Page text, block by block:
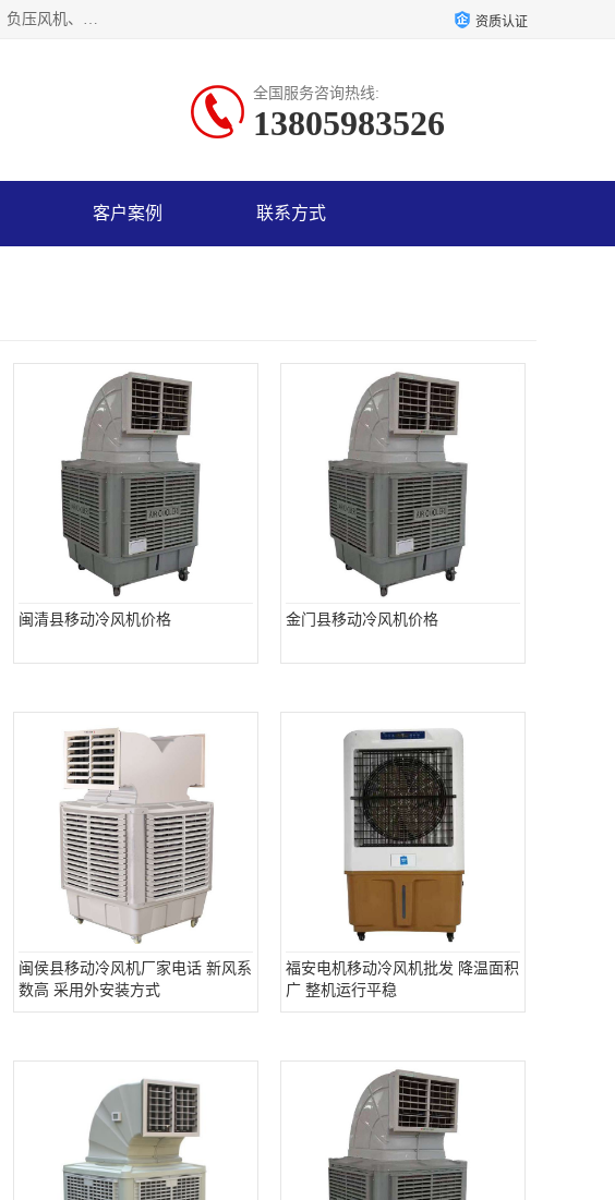
泉州力顺电器有限公司主营：泉州降温水帘、泉州负压风机、泉州冷风机空调、工业排气扇、冷风机、工业排气扇、负压风机、负压风机、水冷空调、降温水帘等产品。为用户解决了通风、降温、除味、除尘等难题，其环保、节能的理念与用户的实践检验结果相吻合，赢得了广大客户的信誉和青睐。 资质认证
全国服务咨询热线:
13805983526
客户案例 联系方式
闽清县移动冷风机价格 金门县移动冷风机价格
闽侯县移动冷风机厂家电话 新风系
数高 采用外安装方式
福安电机移动冷风机批发 降温面积
广 整机运行平稳